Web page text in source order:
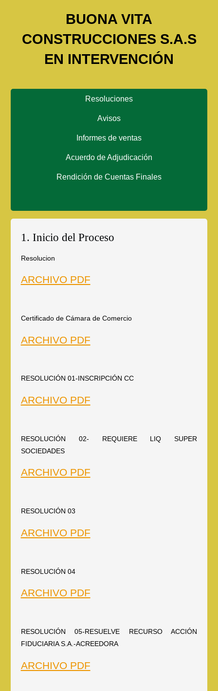
BUONA VITA
CONSTRUCCIONES S.A.S
EN INTERVENCIÓN
Resoluciones
Avisos
Informes de ventas
Acuerdo de Adjudicación
Rendición de Cuentas Finales
1. Inicio del Proceso
Resolucion
ARCHIVO PDF
Certificado de Cámara de Comercio
ARCHIVO PDF
RESOLUCIÓN 01-INSCRIPCIÓN CC
ARCHIVO PDF
RESOLUCIÓN 02- REQUIERE LIQ SUPER
SOCIEDADES
ARCHIVO PDF
RESOLUCIÓN 03
ARCHIVO PDF
RESOLUCIÓN 04
ARCHIVO PDF
RESOLUCIÓN 05-RESUELVE RECURSO ACCIÓN
FIDUCIARIA S.A.-ACREEDORA
ARCHIVO PDF